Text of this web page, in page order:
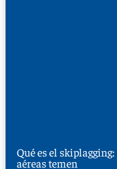
Qué es el
aéreas temen